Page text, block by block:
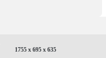
1755 x 695 x 635